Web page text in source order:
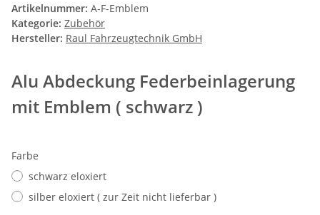
Artikelnummer: A-F-Emblem
Kategorie: Zubehör
Hersteller: Raul Fahrzeugtechnik GmbH
Alu Abdeckung Federbeinlagerung
mit Emblem ( schwarz )
Farbe
schwarz eloxiert
silber eloxiert ( zur Zeit nicht lieferbar )